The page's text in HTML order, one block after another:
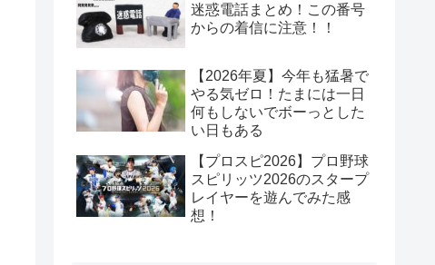
迷惑電話まとめ！この番号
からの着信に注意！！
【2026年夏】今年も猛暑で
やる気ゼロ！たまには一日
何もしないでボーっとした
い日もある
【プロスピ2026】プロ野球
スピリッツ2026のスタープ
レイヤーを遊んでみた感
想！